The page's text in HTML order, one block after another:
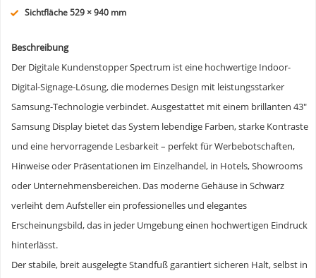
Sichtfläche 529 × 940 mm
Beschreibung
Der Digitale Kundenstopper Spectrum ist eine hochwertige Indoor-
Digital-Signage-Lösung, die modernes Design mit leistungsstarker
Samsung-Technologie verbindet. Ausgestattet mit einem brillanten 43″
Samsung Display bietet das System lebendige Farben, starke Kontraste
und eine hervorragende Lesbarkeit – perfekt für Werbebotschaften,
Hinweise oder Präsentationen im Einzelhandel, in Hotels, Showrooms
oder Unternehmensbereichen. Das moderne Gehäuse in Schwarz
verleiht dem Aufsteller ein professionelles und elegantes
Erscheinungsbild, das in jeder Umgebung einen hochwertigen Eindruck
hinterlässt.
Der stabile, breit ausgelegte Standfuß garantiert sicheren Halt, selbst in